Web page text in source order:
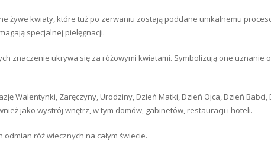
żywe kwiaty, które tuż po zerwaniu zostają poddane unikalnemu
specjalnej pielęgnacji.
znaczenie ukrywa się za różowymi kwiatami. Symbolizują one
Walentynki, Zaręczyny, Urodziny, Dzień Matki, Dzień Ojca, Dzień Babci,
jako wystrój wnętrz, w tym domów, gabinetów, restauracji i hoteli.
róż wiecznych na całym świecie.